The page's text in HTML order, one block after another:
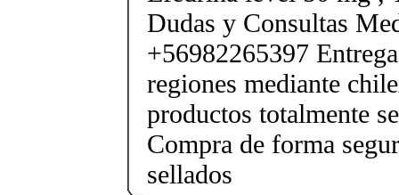
Dudas y Consultas
+56982265397
regiones mediante
productos totalmente
Compra de forma
sellados